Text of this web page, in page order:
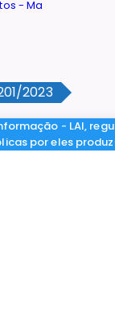
2023
- LAI,
por eles